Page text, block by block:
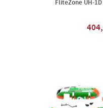
FliteZone UH-